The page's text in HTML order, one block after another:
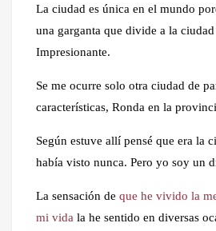
La ciudad es única en el mundo
una garganta que divide a la ciudad
Impresionante.
Se me ocurre solo otra ciudad de
características, Ronda en la
Según estuve allí pensé que era la
había visto nunca. Pero yo soy un
La sensación de que he vivido la
mi vida la he sentido en diversas